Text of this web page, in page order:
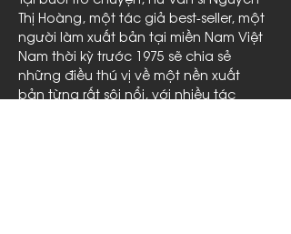
Thị Hoàng, một tác giả best-seller, một
người làm xuất bản tại miền Nam Việt
Nam thời kỳ trước 1975 sẽ chia sẻ
những điều thú vị về một nền xuất
bản từng rất sôi nổi, với nhiều tác